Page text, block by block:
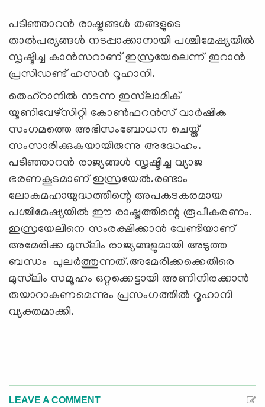
പടിഞ്ഞാറന്‍ രാഷ്ട്രങ്ങള്‍ തങ്ങളുടെ
താല്‍പര്യങ്ങള്‍ നടപ്പാക്കാനായി പശ്ചിമേഷ്യയില്‍
സൃഷ്ടിച്ച കാന്‍സറാണ് ഇസ്രയേലെന്ന് ഇറാന്‍
പ്രസിഡണ്ട് ഹസന്‍ റൂഹാനി.
തെഹ്‌റാനില്‍ നടന്ന ഇസ്‌ലാമിക്
യൂണിവേഴ്‌സിറ്റി കോണ്‍ഫറന്‍സ് വാര്‍ഷിക
സംഗമത്തെ അഭിസംബോധന ചെയ്ത്
സംസാരിക്കുകയായിരുന്നു അദ്ധേഹം.
പടിഞ്ഞാറന്‍ രാജ്യങ്ങള്‍ സൃഷ്ടിച്ച വ്യാജ
ഭരണകൂടമാണ് ഇസ്രയേല്‍.രണ്ടാം
ലോകമഹായുദ്ധത്തിന്റെ അപകടകരമായ
പശ്ചിമേഷ്യയില്‍ ഈ രാഷ്ട്രത്തിന്റെ രൂപീകരണം.
ഇസ്രയേലിനെ സംരക്ഷിക്കാന്‍ വേണ്ടിയാണ്
അമേരിക്ക മുസ്‌ലിം രാജ്യങ്ങളുമായി അടുത്ത
ബന്ധം പുലര്‍ത്തുന്നത്.അമേരിക്കക്കെതിരെ
മുസ്‌ലിം സമൂഹം ഒറ്റക്കെട്ടായി അണിനിരക്കാന്‍
തയാറാകണമെന്നും പ്രസംഗത്തില്‍ റൂഹാനി
വ്യക്തമാക്കി.
LEAVE A COMMENT